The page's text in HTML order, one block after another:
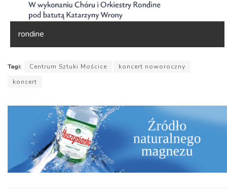
rondine
Tagi: Centrum Sztuki Mościce
koncert noworoczny
koncert